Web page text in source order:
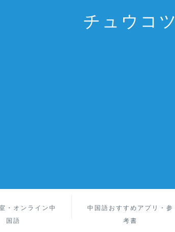
チュウコツ
・オンライン中
国語
中国語おすすめアプリ・参
考書